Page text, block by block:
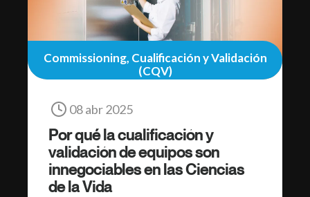
Commissioning, Cualificación y Validación
(CQV)
08 abr 2025
Por qué la cualificación y
validación de equipos son
innegociables en las Ciencias
de la Vida